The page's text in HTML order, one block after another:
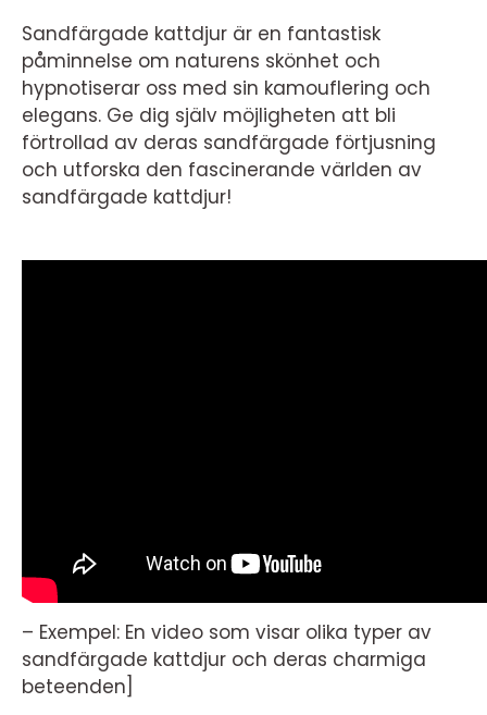
Sandfärgade kattdjur är en fantastisk
påminnelse om naturens skönhet och
hypnotiserar oss med sin kamouflering och
elegans. Ge dig själv möjligheten att bli
förtrollad av deras sandfärgade förtjusning
och utforska den fascinerande världen av
sandfärgade kattdjur!
– Exempel: En video som visar olika typer av
sandfärgade kattdjur och deras charmiga
beteenden]